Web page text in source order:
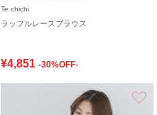
Te chichi
ラッフルレースブラウス
¥4,851 -30%OFF-